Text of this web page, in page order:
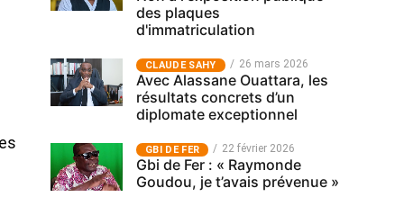
des plaques
d'immatriculation
CLAUDE SAHY 26 mars 2026
Avec Alassane Ouattara, les
résultats concrets d’un
diplomate exceptionnel
GBI DE FER 22 février 2026
Gbi de Fer : « Raymonde
Goudou, je t’avais prévenue »